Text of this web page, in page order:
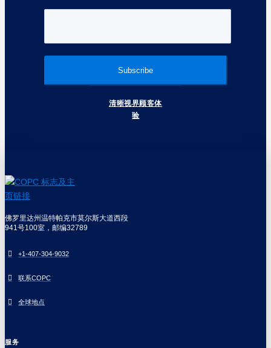
清晰视界顾客体
验
佛罗里达州温特帕克市莫尔斯大道西段
941号100室，邮编32789
+1-407-304-9032
联系COPC
全球地点
服务